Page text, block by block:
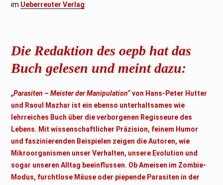
im Ueberreuter Verlag:
Die Redaktion des oepb hat das
Buch gelesen und meint dazu:
„Parasiten – Meister der Manipulation“von Hans-Peter Hutter
und Raoul Mazhar ist ein ebenso unterhaltsames wie
lehrreiches Buch über die verborgenen Regisseure des
Lebens. Mit wissenschaftlicher Präzision, feinem Humor
und faszinierenden Beispielen zeigen die Autoren, wie
Mikroorganismen unser Verhalten, unsere Evolution und
sogar unseren Alltag beeinflussen. Ob Ameisen im Zombie-
Modus, furchtlose Mäuse oder piepende Parasiten in der